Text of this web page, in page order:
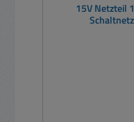
15V Netzteil 15V 50W 3,4A